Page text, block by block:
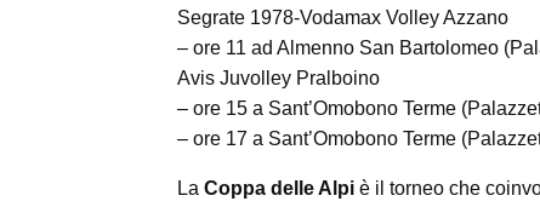
Segrate 1978-Vodamax Volley Azzano
– ore 11 ad Almenno San Bartolomeo
Avis Juvolley Pralboino
– ore 15 a Sant’Omobono Terme
– ore 17 a Sant’Omobono Terme
La Coppa delle Alpi è il torneo che